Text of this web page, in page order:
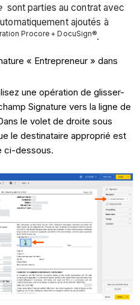
sont parties au contrat avec
ajoutés à
Procore + DocuSign®.
« Entrepreneur » dans
une opération de glisser-
Signature vers la ligne de
le volet de droite sous
le destinataire approprié est
ci-dessous.